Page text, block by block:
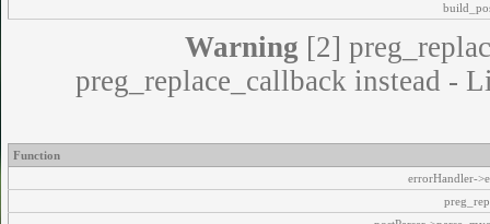
Warning [2]
preg_replace_callback instead -
Function
errorHandler-